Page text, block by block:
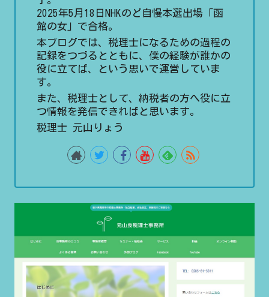
2025年5月18日NHKのど自慢本選出場「函
館の女」で合格。
本ブログでは、税理士になるための過程の
記録をつづるとともに、僕の経験が誰かの
役に立てば、という思いで運営していま
す。
また、税理士として、納税者の方へ役に立
つ情報を発信できればと思います。
税理士 元山りょう